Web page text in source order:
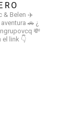
& Belen ✈️
🚗 ¿
💸
link 👇